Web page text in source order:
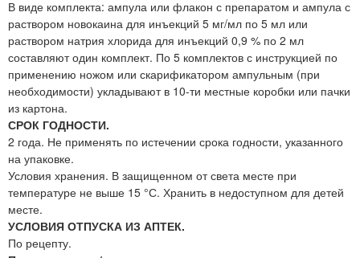
В виде комплекта: ампула или флакон с препаратом и ампула с
раствором новокаина для инъекций 5 мг/мл по 5 мл или
раствором натрия хлорида для инъекций 0,9 % по 2 мл
составляют один комплект. По 5 комплектов с инструкцией по
применению ножом или скарификатором ампульным (при
необходимости) укладывают в 10-ти местные коробки или пачки
из картона.
СРОК ГОДНОСТИ.
2 года. Не применять по истечении срока годности, указанного
на упаковке.
Условия хранения. В защищенном от света месте при
температуре не выше 15 °С. Хранить в недоступном для детей
месте.
УСЛОВИЯ ОТПУСКА ИЗ АПТЕК.
По рецепту.